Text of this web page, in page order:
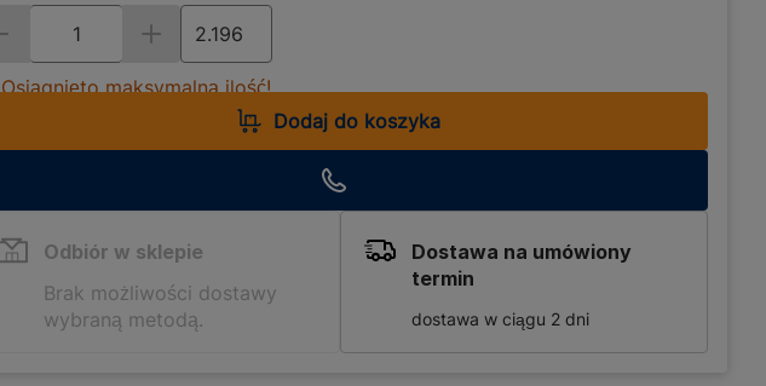
Osiągnięto maksymalną ilość!
Dodaj do koszyka
Odbiór w sklepie
Brak możliwości dostawy
wybraną metodą.
Dostawa na umówiony
termin
dostawa w ciągu 2 dni